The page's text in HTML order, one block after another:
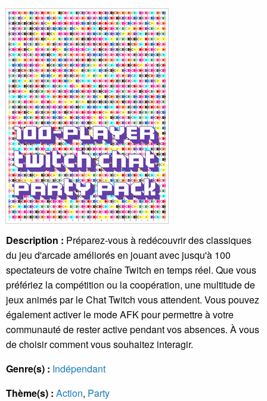
Description : Préparez-vous à redécouvrir des classiques
du jeu d'arcade améliorés en jouant avec jusqu'à 100
spectateurs de votre chaîne Twitch en temps réel. Que vous
préfériez la compétition ou la coopération, une multitude de
jeux animés par le Chat Twitch vous attendent. Vous pouvez
également activer le mode AFK pour permettre à votre
communauté de rester active pendant vos absences. À vous
de choisir comment vous souhaitez interagir.
Genre(s) : Indépendant
Thème(s) : Action, Party